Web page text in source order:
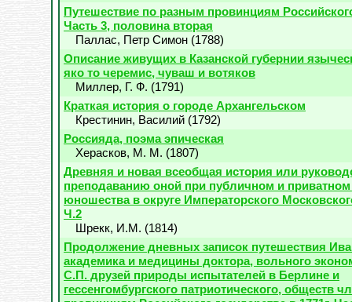
Путешествие по разным провинциям
Часть 3, половина вторая
Паллас, Петр Симон (1788)
Описание живущих в Казанской губернии
яко то черемис, чуваш и вотяков
Миллер, Г. Ф. (1791)
Краткая история о городе Архангельском
Крестинин, Василий (1792)
Россияда, поэма эпическая
Херасков, М. М. (1807)
Древняя и новая всеобщая история или
преподаванию оной при публичном и
юношества в округе Императорского
Ч.2
Шрекк, И.М. (1814)
Продолжение дневных записок путешествия
академика и медицины доктора, вольного
С.П. друзей природы испытателей в Берлине и
гессенгомбургского патриотического, обществ